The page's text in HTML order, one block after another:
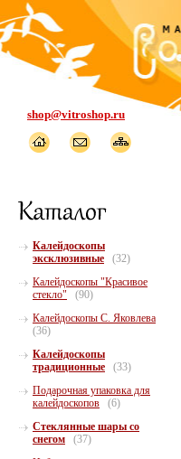
shop@vitroshop.ru
Калейдоскопы
эксклюзивные
(32)
Калейдоскопы "Красивое
стекло"
(90)
Калейдоскопы С. Яковлева
(36)
Калейдоскопы
традиционные
(33)
Подарочная упаковка для
калейдоскопов
(6)
Стеклянные шары со
снегом
(37)